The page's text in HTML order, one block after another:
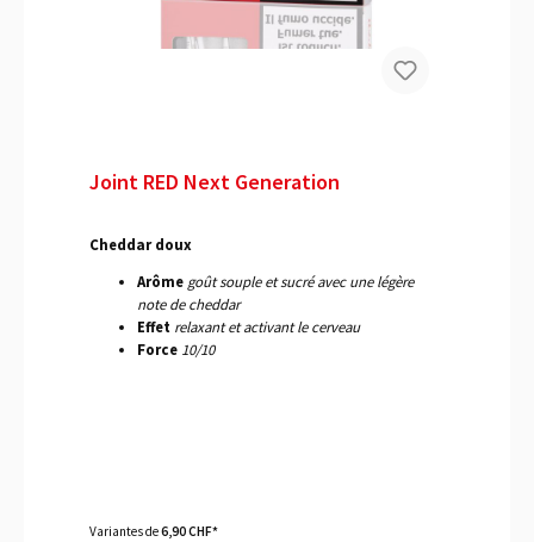
Joint RED Next Generation
Cheddar doux
Arôme goût souple et sucré avec une légère
note de cheddar
Effet relaxant et activant le cerveau
Force 10/10
Variantes de6,90 CHF*